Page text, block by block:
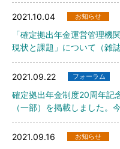
2021.10.04 お知らせ
「確定拠出年金運営管理機
現状と課題」について（雑誌
2021.09.22 フォーラム
確定拠出年金制度20周年記
（一部）を掲載しました。
2021.09.16 お知らせ